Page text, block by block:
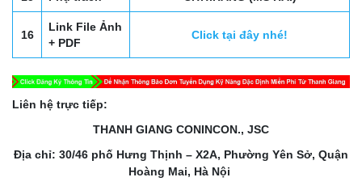
16
Link File Ảnh
+ PDF
Click tại đây nhé!
Liên hệ trực tiếp:
THANH GIANG CONINCON., JSC
Địa chỉ: 30/46 phố Hưng Thịnh – X2A, Phường Yên Sở, Quận
Hoàng Mai, Hà Nội